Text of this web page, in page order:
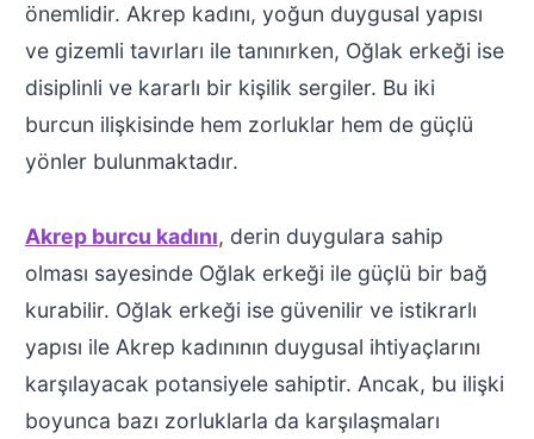
önemlidir. Akrep kadını, yoğun duygusal yapısı
ve gizemli tavırları ile tanınırken, Oğlak erkeği ise
disiplinli ve kararlı bir kişilik sergiler. Bu iki
burcun ilişkisinde hem zorluklar hem de güçlü
yönler bulunmaktadır.
Akrep burcu kadını, derin duygulara sahip
olması sayesinde Oğlak erkeği ile güçlü bir bağ
kurabilir. Oğlak erkeği ise güvenilir ve istikrarlı
yapısı ile Akrep kadınının duygusal ihtiyaçlarını
karşılayacak potansiyele sahiptir. Ancak, bu ilişki
boyunca bazı zorluklarla da karşılaşmaları